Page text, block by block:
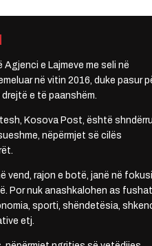
e Lajmeve me seli në
në vitin 2016, duke pasur
e të paanshëm.
Kosova Post, është
nëpërmjet së cilës
vend, rajon e botë, janë në
Por nuk anashkalohen as
sporti, shëndetësia,
etj.